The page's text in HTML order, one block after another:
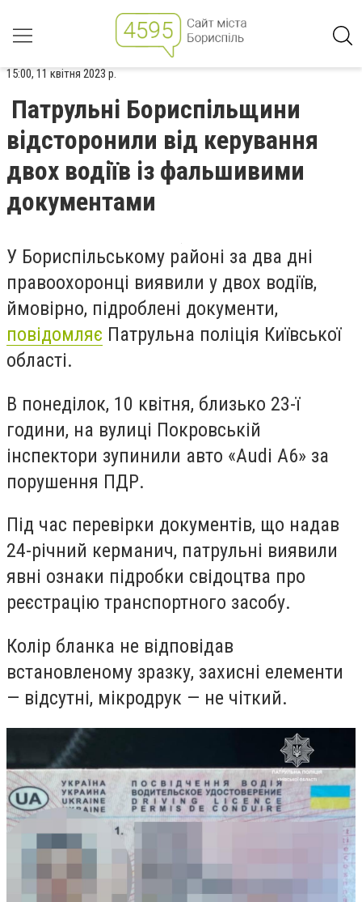
15:00, 11 квітня 2023 р.
Патрульні Бориспільщини
відсторонили від керування
двох водіїв із фальшивими
документами
У Бориспільському районі за два дні
правоохоронці виявили у двох водіїв,
ймовірно, підроблені документи,
повідомляє Патрульна поліція Київської
області.
В понеділок, 10 квітня, близько 23-ї
години, на вулиці Покровській
інспектори зупинили авто «Audi A6» за
порушення ПДР.
Під час перевірки документів, що надав
24-річний керманич, патрульні виявили
явні ознаки підробки свідоцтва про
реєстрацію транспортного засобу.
Колір бланка не відповідав
встановленому зразку, захисні елементи
— відсутні, мікродрук — не чіткий.